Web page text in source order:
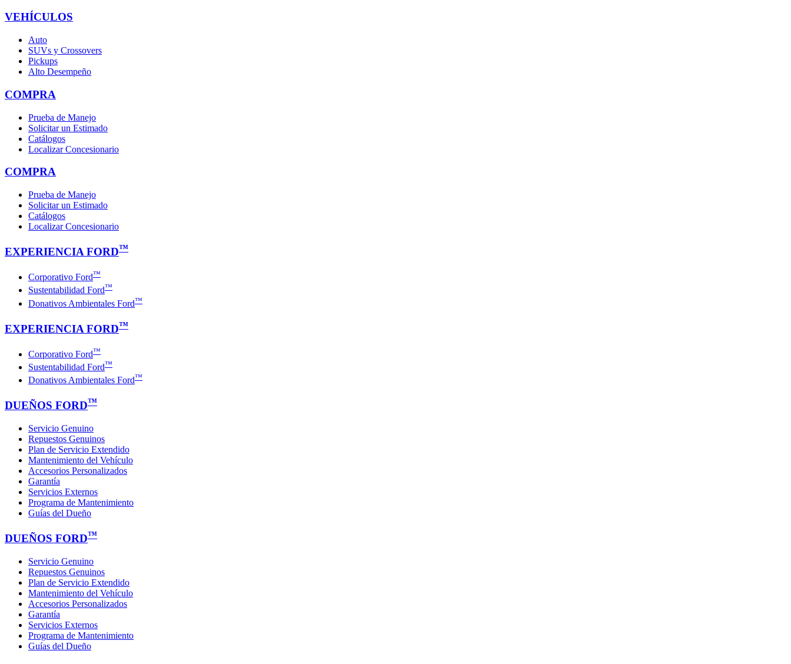
VEHÍCULOS
Auto
SUVs y Crossovers
Pickups
Alto Desempeño
COMPRA
Prueba de Manejo
Solicitar un Estimado
Catálogos
Localizar Concesionario
COMPRA
Prueba de Manejo
Solicitar un Estimado
Catálogos
Localizar Concesionario
EXPERIENCIA FORD™
Corporativo Ford™
Sustentabilidad Ford™
Donativos Ambientales Ford™
EXPERIENCIA FORD™
Corporativo Ford™
Sustentabilidad Ford™
Donativos Ambientales Ford™
DUEÑOS FORD™
Servicio Genuino
Repuestos Genuinos
Plan de Servicio Extendido
Mantenimiento del Vehículo
Accesorios Personalizados
Garantía
Servicios Externos
Programa de Mantenimiento
Guías del Dueño
DUEÑOS FORD™
Servicio Genuino
Repuestos Genuinos
Plan de Servicio Extendido
Mantenimiento del Vehículo
Accesorios Personalizados
Garantía
Servicios Externos
Programa de Mantenimiento
Guías del Dueño